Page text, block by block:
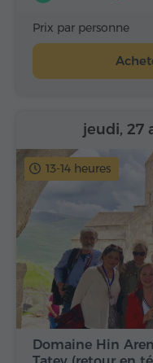
Prix par personne
13-14 heures
Domaine Hin
jeudi, 27